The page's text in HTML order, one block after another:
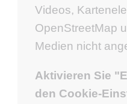
Videos,
OpenStreetMap
Medien nicht
Aktivieren Sie
den Cookie-